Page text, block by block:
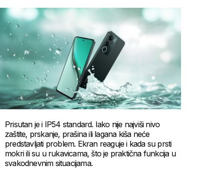
Prisutan je i IP54 standard. Iako nije najviši nivo
zaštite, prskanje, prašina ili lagana kiša neće
predstavljati problem. Ekran reaguje i kada su prsti
mokri ili su u rukavicama, što je praktična funkcija u
svakodnevnim situacijama.